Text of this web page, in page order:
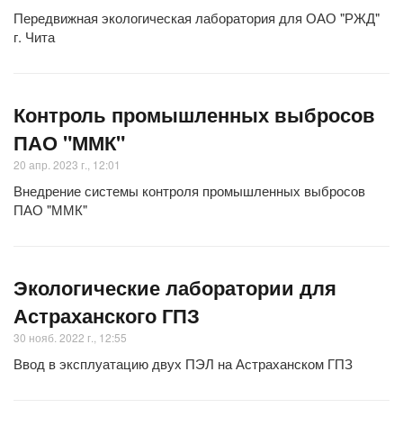
Передвижная экологическая лаборатория для ОАО "РЖД"
г. Чита
Контроль промышленных выбросов
ПАО "ММК"
20 апр. 2023 г., 12:01
Внедрение системы контроля промышленных выбросов
ПАО "ММК"
Экологические лаборатории для
Астраханского ГПЗ
30 нояб. 2022 г., 12:55
Ввод в эксплуатацию двух ПЭЛ на Астраханском ГПЗ